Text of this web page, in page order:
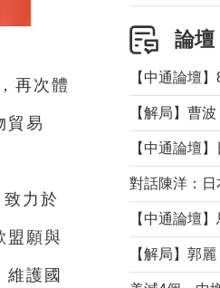
再次體
貿易
力於
盟願與
維護國
論壇